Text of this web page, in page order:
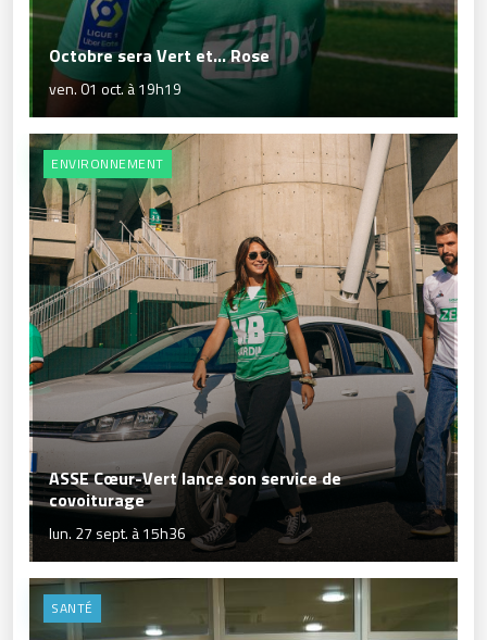
Octobre sera Vert et... Rose
ven. 01 oct. à 19h19
ENVIRONNEMENT
ASSE Cœur-Vert lance son service de
covoiturage
lun. 27 sept. à 15h36
SANTÉ